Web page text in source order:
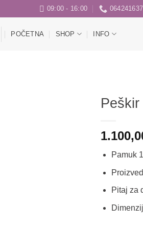
09:00 - 16:00
POČETNA SHOP INFO
Pamuk
Pitaj za